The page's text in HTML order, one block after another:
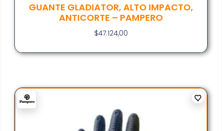
GUANTE GLADIATOR, ALTO IMPACTO,
ANTICORTE – PAMPERO
$47.124,00